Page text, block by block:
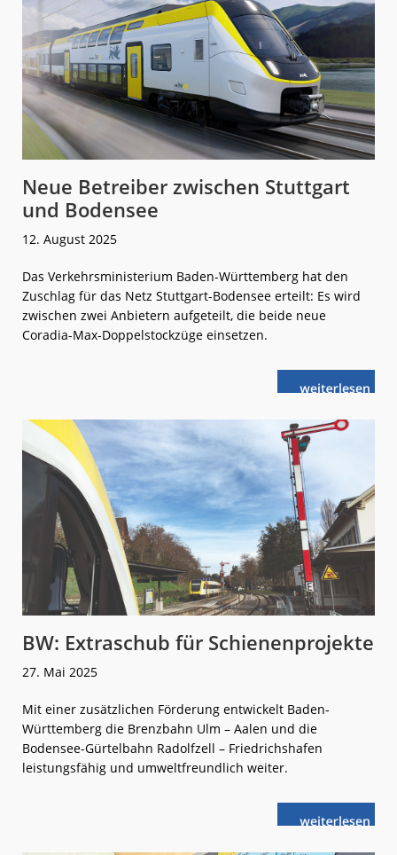
Neue Betreiber zwischen Stuttgart
und Bodensee
12. August 2025
Das Verkehrsministerium Baden-Württemberg hat den
Zuschlag für das Netz Stuttgart-Bodensee erteilt: Es wird
zwischen zwei Anbietern aufgeteilt, die beide neue
Coradia-Max-Doppelstockzüge einsetzen.
weiterlese
nNeue
und
Bodensee
BW: Extraschub für Schienenprojekte
27. Mai 2025
Mit einer zusätzlichen Förderung entwickelt Baden-
Württemberg die Brenzbahn Ulm – Aalen und die
Bodensee-Gürtelbahn Radolfzell – Friedrichshafen
leistungsfähig und umweltfreundlich weiter.
weiterlese
nBW: